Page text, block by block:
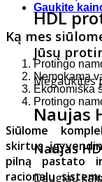
HDL
Jūsų
Mėgaukitės
Naujas
Naujas
Daugiau
Gaukite
Ką mes
Protingo
Nemokama
Ekonomiška
Protingo
Siūlome
skirtus
pilną pastato
racionalų